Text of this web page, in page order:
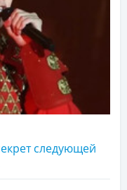
следующей